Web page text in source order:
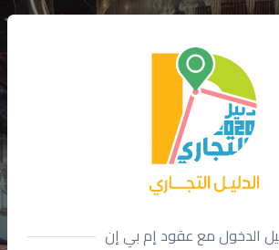
الدخول مع عقود إم بي إن